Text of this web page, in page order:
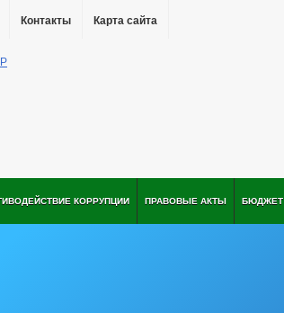
Контакты Карта сайта
КОРРУПЦИИ ПРАВОВЫЕ АКТЫ БЮДЖЕТ